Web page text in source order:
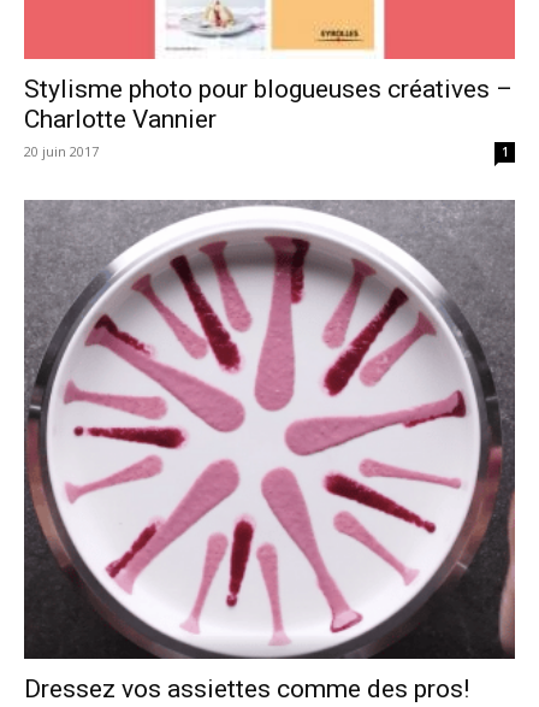
Stylisme photo pour blogueuses créatives –
Charlotte Vannier
20 juin 2017 1
Dressez vos assiettes comme des pros!